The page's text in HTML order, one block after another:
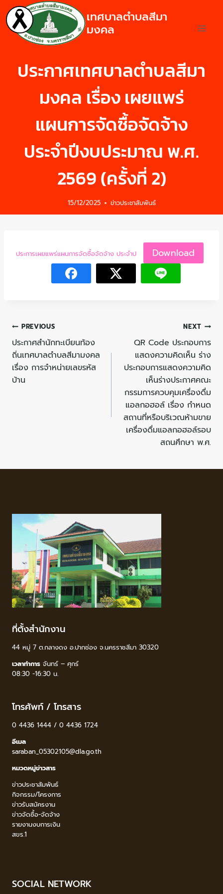
เทศบาลตำบลสีมา
มงคล
ประกาศเทศบาลตำบลสีมา
มงคล เรื่อง เผยแพร่
แผนการจัดซื้อจัดจ้าง
ประจำปีงบประมาณ พ.ศ.
2569 (ครั้งที่ 2)
15/12/2025 ข่าวประชาสัมพันธ์
ประการเผยแพร่แผนการจัดซื้อจัดจ้าง ประจำป Download
PREVIOUS
ประกาศสำนักทะเบียนท้อง
ถิ่นเทศบาลตำบลสีมามงคล
เรื่อง การจำหน่ายเลขรหัส
บ้าน
NEXT
QR Code ประกอบการ
แสดงความคิดเห็น ร่าง
ประกอบการแสดงความคิด
เห็นร่างประกาศคณะ
กรรมการควบคุมเครื่องดื่ม
แอลกอฮอล์ เรื่อง กำหนด
สถานที่หรือบริเวณห้ามขาย
เครื่องดื่มแอลกอฮอล์รอบ
สถนศึกษา พ.ศ.
ที่ตั้งสำนักงาน
44 หมู่ 7 ต.กลางดง อ.ปากช่อง จ.นครราชสีมา 30320
เวลาทำการ จันทร์ – ศุกร์
08:30 -16:30 น.
โทรศัพท์ / โทรสาร
0 4436 1444 / 0 4436 1724
อีเมล
saraban_05302105@dla.go.th
หมวดหมู่ข่าวสาร
ข่าวประชาสัมพันธ์
กิจกรรม/โครงการ
ข่าวรับสมัครงาน
ข่าวจัดซื้อ-จัดจ้าง
รายงานงบการเงิน
สขร.1
SOCIAL NETWORK